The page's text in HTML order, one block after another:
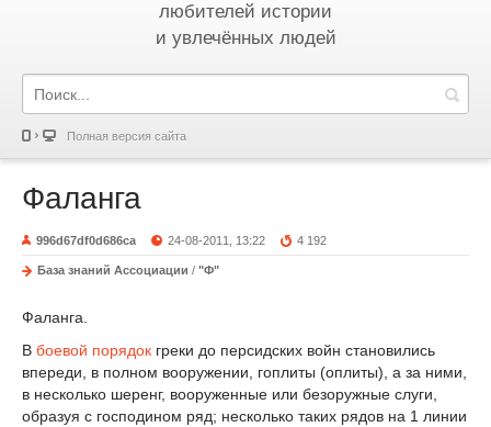
любителей истории
и увлечённых людей
Полная версия сайта
Фаланга
996d67df0d686ca 24-08-2011, 13:22 4 192
База знаний Ассоциации / "Ф"
Фаланга.
В боевой порядок греки до персидских войн становились
впереди, в полном вооружении, гоплиты (оплиты), а за ними,
в несколько шеренг, вооруженные или безоружные слуги,
образуя с господином ряд; несколько таких рядов на 1 линии